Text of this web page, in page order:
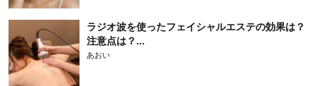
ラジオ波を使ったフェイシャルエステの効果は？
注意点は？...
あおい